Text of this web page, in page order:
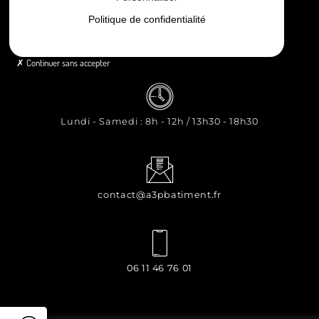
Lundi - Samedi : 8h - 12h / 13h30 - 18h30
contact@a3pbatiment.fr
06 11 46 76 01
Politique de confidentialité
Continuer sans accepter